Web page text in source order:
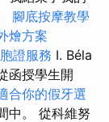
腳底按摩教學
燴方案
證服務 I. Béla
函授學生開
合你的假牙選
中。 從科維努